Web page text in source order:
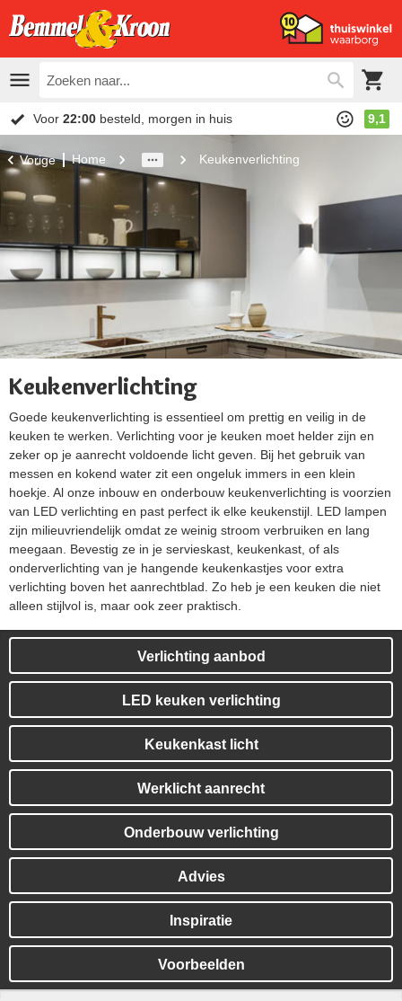
Voor 22:00 besteld, morgen in huis 9,1
Vorige Home Keukenverlichting
Keukenverlichting
Goede keukenverlichting is essentieel om prettig en veilig in de
keuken te werken. Verlichting voor je keuken moet helder zijn en
zeker op je aanrecht voldoende licht geven. Bij het gebruik van
messen en kokend water zit een ongeluk immers in een klein
hoekje. Al onze inbouw en onderbouw keukenverlichting is voorzien
van LED verlichting en past perfect ik elke keukenstijl. LED lampen
zijn milieuvriendelijk omdat ze weinig stroom verbruiken en lang
meegaan. Bevestig ze in je servieskast, keukenkast, of als
onderverlichting van je hangende keukenkastjes voor extra
verlichting boven het aanrechtblad. Zo heb je een keuken die niet
alleen stijlvol is, maar ook zeer praktisch.
Verlichting aanbod
LED keuken verlichting
Keukenkast licht
Werklicht aanrecht
Onderbouw verlichting
Advies
Inspiratie
Voorbeelden